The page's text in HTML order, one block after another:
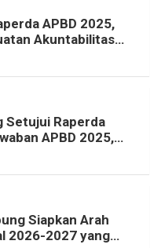
APBD 2025,
Akuntabilitas
Lampung
Setujui Raperda
APBD 2025,
Siapkan Arah
2026-2027 yang